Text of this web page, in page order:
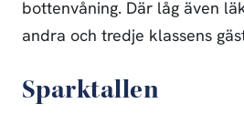
bottenvåning. Där låg även
andra och tredje klassens
Sparktallen